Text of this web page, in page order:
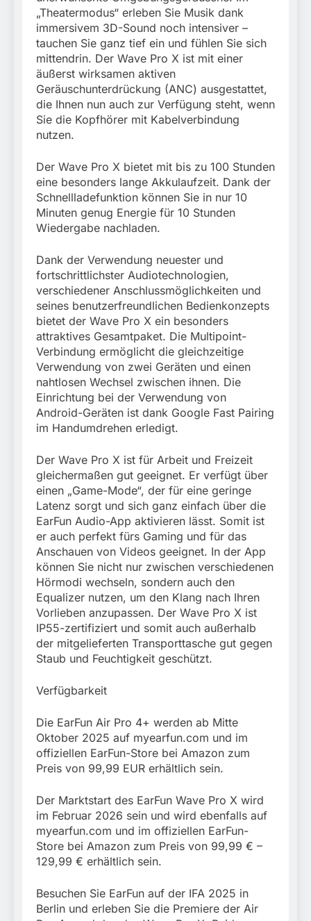
„Theatermodus“ erleben Sie Musik dank
immersivem 3D-Sound noch intensiver –
tauchen Sie ganz tief ein und fühlen Sie sich
mittendrin. Der Wave Pro X ist mit einer
äußerst wirksamen aktiven
Geräuschunterdrückung (ANC) ausgestattet,
die Ihnen nun auch zur Verfügung steht, wenn
Sie die Kopfhörer mit Kabelverbindung
nutzen.
Der Wave Pro X bietet mit bis zu 100 Stunden
eine besonders lange Akkulaufzeit. Dank der
Schnellladefunktion können Sie in nur 10
Minuten genug Energie für 10 Stunden
Wiedergabe nachladen.
Dank der Verwendung neuester und
fortschrittlichster Audiotechnologien,
verschiedener Anschlussmöglichkeiten und
seines benutzerfreundlichen Bedienkonzepts
bietet der Wave Pro X ein besonders
attraktives Gesamtpaket. Die Multipoint-
Verbindung ermöglicht die gleichzeitige
Verwendung von zwei Geräten und einen
nahtlosen Wechsel zwischen ihnen. Die
Einrichtung bei der Verwendung von
Android-Geräten ist dank Google Fast Pairing
im Handumdrehen erledigt.
Der Wave Pro X ist für Arbeit und Freizeit
gleichermaßen gut geeignet. Er verfügt über
einen „Game-Mode“, der für eine geringe
Latenz sorgt und sich ganz einfach über die
EarFun Audio-App aktivieren lässt. Somit ist
er auch perfekt fürs Gaming und für das
Anschauen von Videos geeignet. In der App
können Sie nicht nur zwischen verschiedenen
Hörmodi wechseln, sondern auch den
Equalizer nutzen, um den Klang nach Ihren
Vorlieben anzupassen. Der Wave Pro X ist
IP55-zertifiziert und somit auch außerhalb
der mitgelieferten Transporttasche gut gegen
Staub und Feuchtigkeit geschützt.
Verfügbarkeit
Die EarFun Air Pro 4+ werden ab Mitte
Oktober 2025 auf myearfun.com und im
offiziellen EarFun-Store bei Amazon zum
Preis von 99,99 EUR erhältlich sein.
Der Marktstart des EarFun Wave Pro X wird
im Februar 2026 sein und wird ebenfalls auf
myearfun.com und im offiziellen EarFun-
Store bei Amazon zum Preis von 99,99 € –
129,99 € erhältlich sein.
Besuchen Sie EarFun auf der IFA 2025 in
Berlin und erleben Sie die Premiere der Air